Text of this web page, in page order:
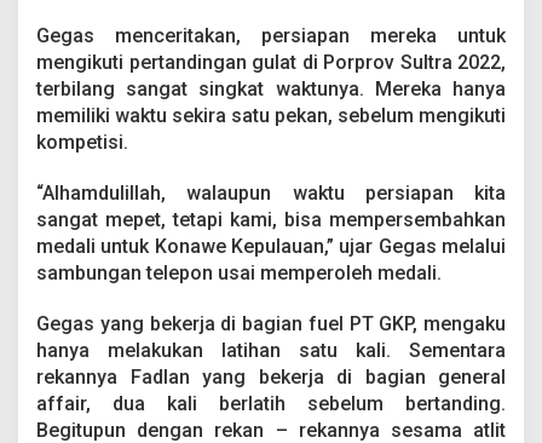
o
v
I
V
r
a
Gegas menceritakan, persiapan mereka untuk
mengikuti pertandingan gulat di Porprov Sultra 2022,
terbilang sangat singkat waktunya. Mereka hanya
memiliki waktu sekira satu pekan, sebelum mengikuti
kompetisi.
“Alhamdulillah, walaupun waktu persiapan kita
sangat mepet, tetapi kami, bisa mempersembahkan
medali untuk Konawe Kepulauan,” ujar Gegas melalui
sambungan telepon usai memperoleh medali.
Gegas yang bekerja di bagian fuel PT GKP, mengaku
hanya melakukan latihan satu kali. Sementara
rekannya Fadlan yang bekerja di bagian general
affair, dua kali berlatih sebelum bertanding.
Begitupun dengan rekan – rekannya sesama atlit